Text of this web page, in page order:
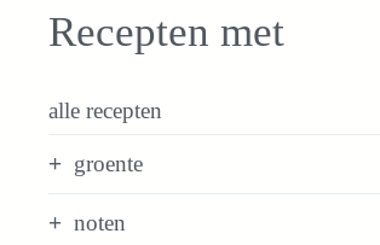
Recepten met
alle recepten
groente
noten